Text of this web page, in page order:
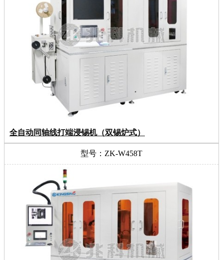
全自动同轴线打端浸锡机（双锡炉式）
型号：ZK-W458T